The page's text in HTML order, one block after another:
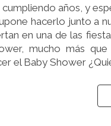
años, y
hacerlo junto a
en una de las
mucho más
el Baby Shower